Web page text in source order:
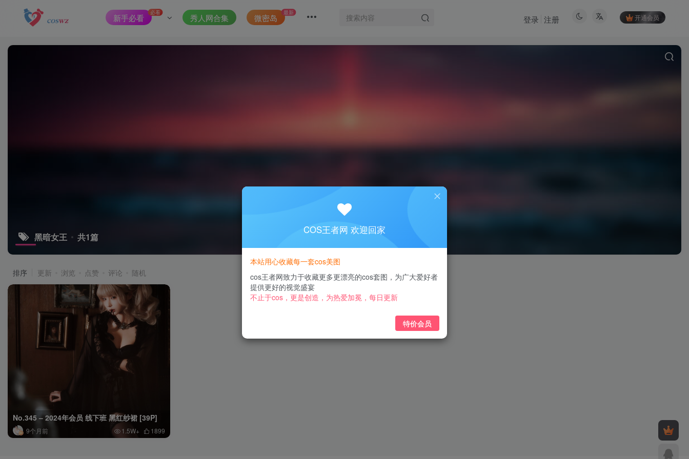
新手必看 必看 秀人网合集 微密岛 最新
开通会员
登录 注册
黑暗女王 共1篇
排序 更新 浏览 点赞 评论 随机
No.345 – 2024年会员 线下班 黑红纱裙 [39P]
9个月前 1.5W+ 1899
COS王者网 欢迎回家
本站用心收藏每一套cos美图
cos王者网致力于收藏更多更漂亮的cos套图，为广大爱好者
提供更好的视觉盛宴
不止于cos，更是创造，为热爱加冕，每日更新
特价会员